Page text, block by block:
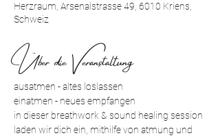
Herzraum, Arsenalstrasse 49, 6010 Kriens,
Schweiz
Über die Veranstaltung
ausatmen - altes loslassen
einatmen - neues empfangen
in dieser breathwork & sound healing session
laden wir dich ein, mithilfe von atmung und